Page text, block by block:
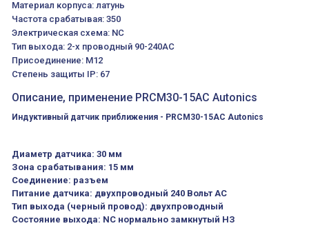
Материал корпуса: латунь
Частота срабатывая: 350
Электрическая схема: NC
Тип выхода: 2-х проводный 90-240AC
Присоединение: M12
Степень защиты IP: 67
Описание, применение PRCM30-15AC Autonics
Индуктивный датчик приближения - PRCM30-15AC Autonics
Диаметр датчика: 30 мм
Зона срабатывания: 15 мм
Соединение: разъем
Питание датчика: двухпроводный 240 Вольт AC
Тип выхода (черный провод): двухпроводный
Состояние выхода: NC нормально замкнутый НЗ